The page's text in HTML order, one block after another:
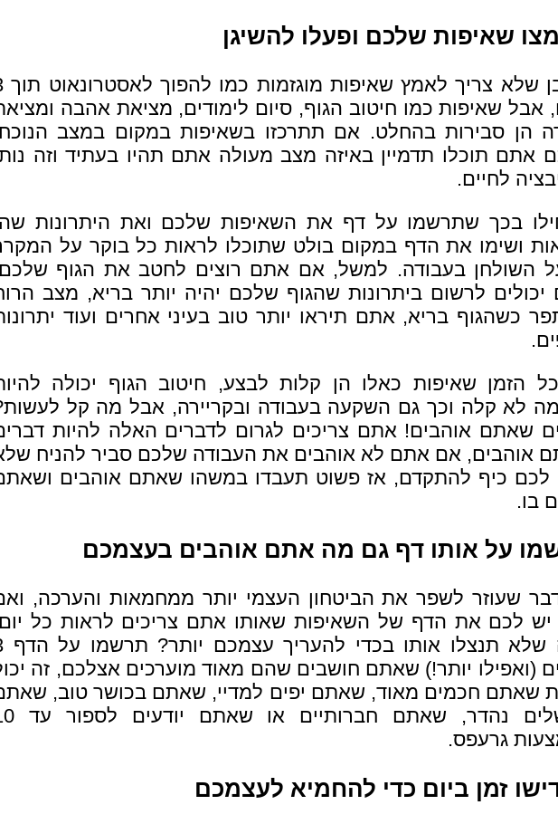
שאיפות שלכם ופעלו להשיגן
כמובן שלא
אבל שאיפות כמו חיטוב הגוף, סיום לימודים, מציאת אהבה
הן סבירות בהחלט. אם תתרכזו בשאיפות במקום במצב
אתם תוכלו תדמיין באיזה מצב מעולה אתם תהיו בעתיד וזה
לחיים.
בכך שתרשמו על דף את השאיפות שלכם ואת היתרונות
ושימו את הדף במקום בולט שתוכלו לראות כל בוקר על
השולחן בעבודה. למשל, אם אתם רוצים לחטב את הגוף
לרשום ביתרונות שהגוף שלכם יהיה יותר בריא, מצב
כשהגוף בריא, אתם תיראו יותר טוב בעיני אחרים ועוד
הזמן שאיפות כאלו הן קלות לבצע, חיטוב הגוף יכולה
לא קלה וכך גם השקעה בעבודה ובקריירה, אבל מה קל
שאתם אוהבים! אתם צריכים לגרום לדברים האלה להיות
אוהבים, אם אתם לא אוהבים את העבודה שלכם סביר להניח
לכם כיף להתקדם, אז פשוט תעבדו במשהו שאתם אוהבים
בו.
על אותו דף גם מה אתם אוהבים בעצמכם
שעוזר לשפר את הביטחון העצמי יותר ממחמאות והערכה,
יש לכם את הדף של השאיפות שאותו אתם צריכים לראות כל
למה שלא
(ואפילו יותר!) שאתם חושבים שהם מאוד מוערכים אצלכם, זה
שאתם חכמים מאוד, שאתם יפים למדיי, שאתם בכושר טוב,
מבשלים נהדר, שאתם
גרעפס.
זמן ביום כדי להחמיא לעצמכם